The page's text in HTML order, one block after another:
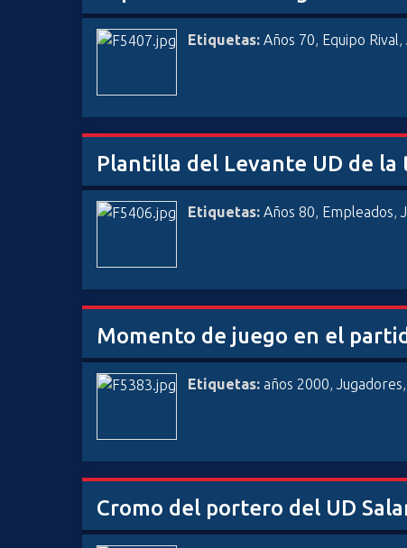
Etiquetas: Años 70, Equipo Rival,
Plantilla del Levante UD de la
Etiquetas: Años 80, Empleados,
Momento de juego en el
Etiquetas: años 2000,Jugadores,
Cromo del portero del UD